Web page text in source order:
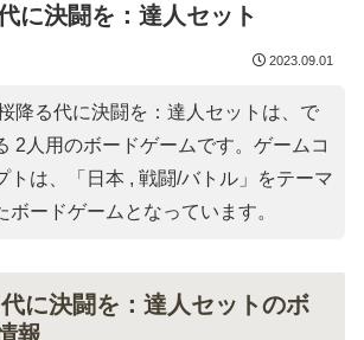
に決闘を：達人セット
2023.09.01
降る代に決闘を：達人セットは、で
2人用のボードゲームです。ゲームコ
トは、「 日本 , 戦闘/バトル」をテーマ
ボードゲームとなっています。
に決闘を：達人セットのボ
報